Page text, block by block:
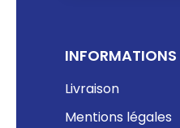
INFORMATIONS
Livraison
Mentions légales